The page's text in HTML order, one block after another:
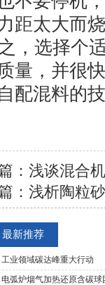
距太大而
，选择个
量，并很
配混料的
： 浅谈混合
： 浅析陶粒
最新推荐
工业领域碳达峰重大行动
电弧炉烟气加热还原含碳球